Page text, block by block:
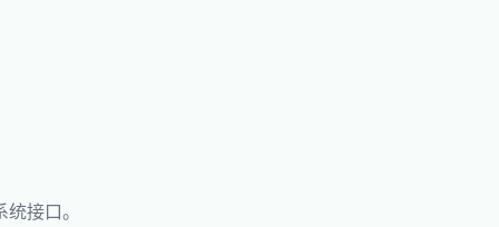
接口。